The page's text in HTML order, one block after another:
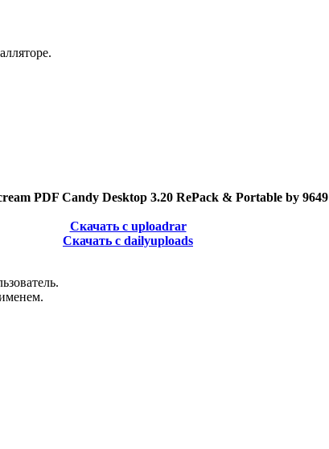
PDF Candy Desktop 3.20 RePack & Portable by 9649
Скачать с uploadrar
Скачать с dailyuploads